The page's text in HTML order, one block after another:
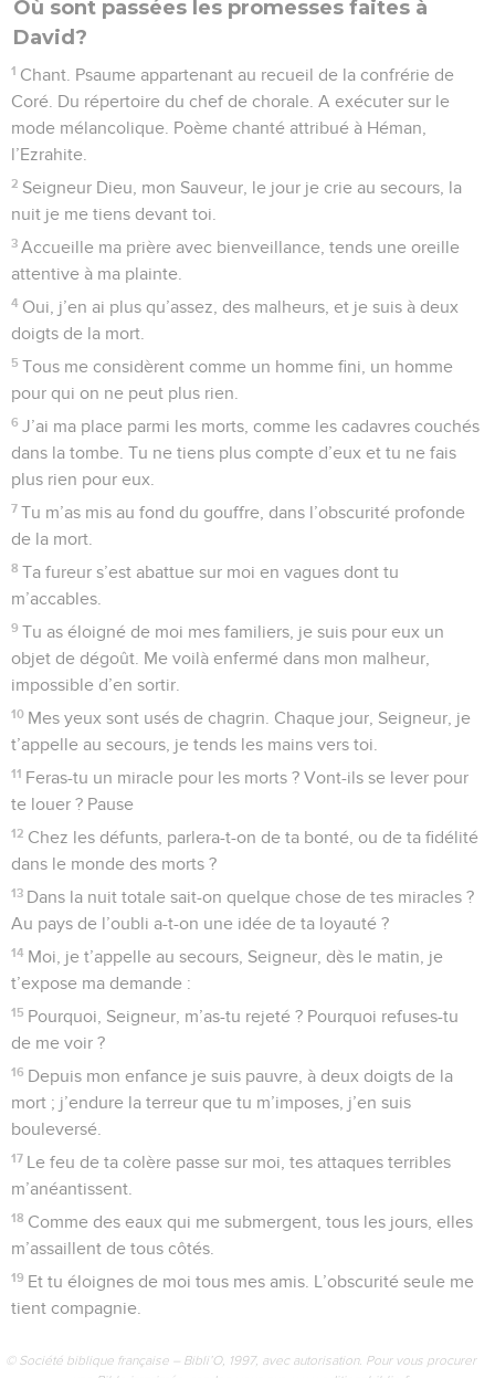
t’apporterai mon hommage pour toujours.
13
Ta bonté pour moi est immense : tu m’as arraché au
gouffre de la mort.
14 O Dieu, des insolents se dressent contre moi ; j’ai affaire à
une bande de brutes qui veulent ma mort. Ils ne tiennent
aucun compte de toi.
15 Mais toi, Seigneur, Dieu compatissant et bienveillant,
patient, d’une immense et fidèle bonté,
16 tourne-toi vers moi, accorde-moi ton appui. Je suis ton
serviteur, donne-moi ta force ; je t’appartiens, sauve-moi.
17
Donne-moi un signe que tout ira bien. Honte à ceux qui
m’en veulent, quand ils verront que toi, Seigneur, tu m’as
sauvé et consolé !
© Société biblique française – Bibli’O, 1997, avec autorisation. Pour vous procurer
une Bible imprimée, rendez-vous sur www.editionsbiblio.fr
Psaumes 87
Seuls les Évangiles sont disponibles en vidéo pour le moment.
Je suis à deux doigts de la mort
1 Le Seigneur a fondé Jérusalem sur les hauteurs qui lui sont
consacrées.
2 Il préfère la cité de Sion à tous les autres lieux habités du
territoire de Jacob.
3 O cité de Dieu, ce qu’il dit de toi est tout chargé de gloire :
« Devant ceux qui me connaissent, je mentionne les gens
d’Égypte et de Babylone, de Philistie, de Tyr et d’Éthiopie ;
ils sont nés dans ces pays-là.
5 Mais au sujet de Sion, on doit dire : c’est ici qu’est la vraie
patrie de chacun d’eux. Le Dieu très-haut l’a lui-même
fondée. »
6 Le Seigneur dresse la liste des peuples, et note pour
chacun d’eux : « Sa vraie patrie est à Sion. » Pause
7 O cité de Dieu, chanteurs et danseurs te célèbrent tous
ensemble.
© Société biblique française – Bibli’O, 1997, avec autorisation. Pour vous procurer
Psaumes 88